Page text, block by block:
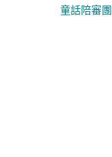
童話陪審團